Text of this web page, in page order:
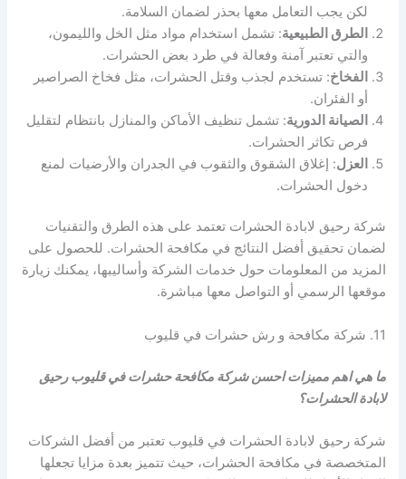
لكن يجب التعامل معها بحذر لضمان السلامة.
الطرق الطبيعية: تشمل استخدام مواد مثل الخل والليمون،
والتي تعتبر آمنة وفعالة في طرد بعض الحشرات.
الفخاخ: تستخدم لجذب وقتل الحشرات، مثل فخاخ الصراصير
أو الفئران.
الصيانة الدورية: تشمل تنظيف الأماكن والمنازل بانتظام لتقليل
فرص تكاثر الحشرات.
العزل: إغلاق الشقوق والثقوب في الجدران والأرضيات لمنع
دخول الحشرات.
شركة رحيق لابادة الحشرات تعتمد على هذه الطرق والتقنيات
لضمان تحقيق أفضل النتائج في مكافحة الحشرات. للحصول على
المزيد من المعلومات حول خدمات الشركة وأساليبها، يمكنك زيارة
موقعها الرسمي أو التواصل معها مباشرة.
11. شركة مكافحة و رش حشرات في قليوب
ما هي اهم مميزات احسن شركة مكافحة حشرات في قليوب رحيق
لابادة الحشرات؟
شركة رحيق لابادة الحشرات في قليوب تعتبر من أفضل الشركات
المتخصصة في مكافحة الحشرات، حيث تتميز بعدة مزايا تجعلها